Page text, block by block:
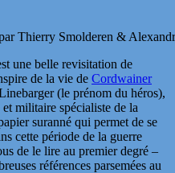
Thierry Smolderen &
une belle revisitation de
de la vie de Cordwainer
(le prénom du héros),
militaire spécialiste de la
suranné qui permet de se
cette période de la guerre
de le lire au premier degré –
références parsemées au